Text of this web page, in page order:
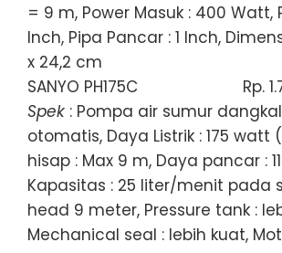
= 9 m, Power Masuk : 400 Watt,
Inch, Pipa Pancar : 1 Inch,
x 24,2 cm
SANYO PH175C
Rp.
Spek : Pompa air sumur
otomatis, Daya Listrik : 175 watt
hisap : Max 9 m, Daya pancar :
Kapasitas : 25 liter/menit pada
head 9 meter, Pressure tank :
Mechanical seal : lebih kuat,